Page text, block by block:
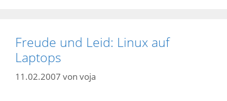
Freude und Leid: Linux auf
Laptops
11.02.2007 von voja